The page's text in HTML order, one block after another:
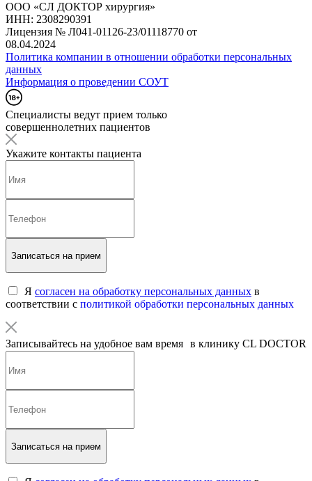
ООО «СЛ ДОКТОР хирургия»
ИНН: 2308290391
Лицензия № Л041-01126-23/01118770 от
08.04.2024
Политика компании в отношении обработки персональных
данных
Информация о проведении СОУТ
Специалисты ведут прием только
совершеннолетних пациентов
Укажите контакты пациента
Записаться на прием
Я согласен на обработку персональных данных в
соответствии с политикой обработки персональных данных
Записывайтесь на удобное вам время в клинику CL DOCTOR
Записаться на прием